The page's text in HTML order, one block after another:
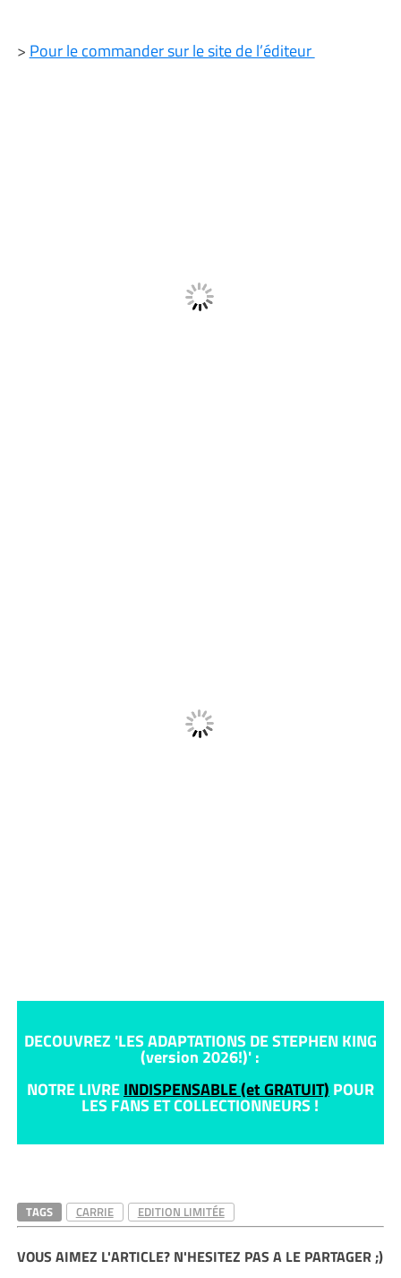
> Pour le commander sur le site de l’éditeur
DECOUVREZ 'LES ADAPTATIONS DE STEPHEN KING
(version 2026!)' :
NOTRE LIVREINDISPENSABLE (et GRATUIT) POUR
LES FANS ET COLLECTIONNEURS !
TAGS CARRIE EDITION LIMITÉE
VOUS AIMEZ L'ARTICLE? N'HESITEZ PAS A LE PARTAGER ;)